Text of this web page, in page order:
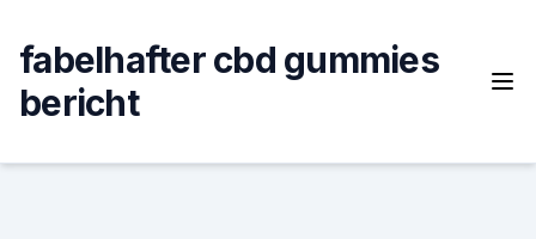
content
fabelhafter cbd gummies
bericht